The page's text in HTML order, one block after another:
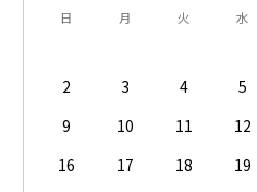
日 月 火 水
2
3 4 5
9
10 11 12
16
17 18 19